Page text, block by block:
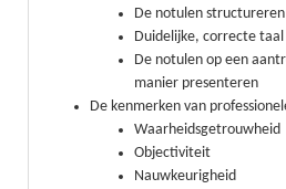
De notulen
Duidelijke, correcte
De notulen op een
manier presenteren
De kenmerken van
Waarheidsgetrouwheid
Objectiviteit
Nauwkeurigheid